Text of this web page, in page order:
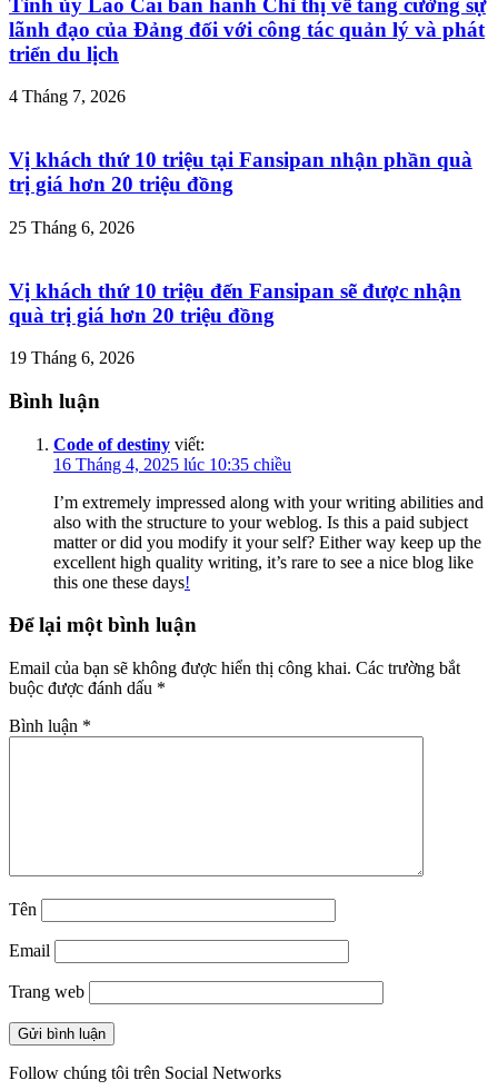
lãnh đạo của Đảng đối với công tác quản lý và phát
triển du lịch
4 Tháng 7, 2026
Vị khách thứ 10 triệu tại Fansipan nhận phần quà
trị giá hơn 20 triệu đồng
25 Tháng 6, 2026
Vị khách thứ 10 triệu đến Fansipan sẽ được nhận
quà trị giá hơn 20 triệu đồng
19 Tháng 6, 2026
Bình luận
Code of destiny viết:
16 Tháng 4, 2025 lúc 10:35 chiều
I’m extremely impressed along with your writing abilities and
also with the structure to your weblog. Is this a paid subject
matter or did you modify it your self? Either way keep up the
excellent high quality writing, it’s rare to see a nice blog like
this one these days!
Để lại một bình luận
Email của bạn sẽ không được hiển thị công khai. Các trường bắt
buộc được đánh dấu *
Bình luận *
Tên
Email
Trang web
Follow chúng tôi trên Social Networks